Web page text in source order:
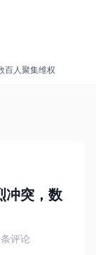
百人聚集维权
冲突，数
评论